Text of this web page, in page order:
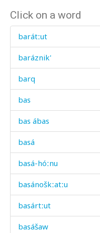
Click on a word
barátːut
baráznik'
barq
bas
bas ábas
basá
basá-hóːnu
basánoškːatːu
basártːut
basášaw